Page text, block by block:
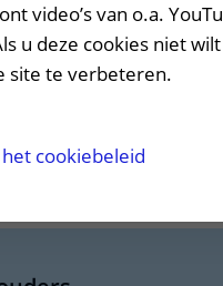
met kinderen en ouders
en rechten
en route
plattegrond
video’s van o.a.
u deze cookies niet
site te verbeteren.
cookiebeleid